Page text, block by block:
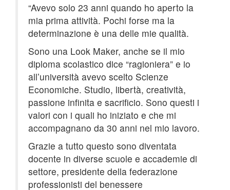
“Avevo solo 23 anni quando ho aperto la
mia prima attività. Pochi forse ma la
determinazione è una delle mie qualità.
Sono una Look Maker, anche se il mio
diploma scolastico dice “ragioniera” e io
all’università avevo scelto Scienze
Economiche. Studio, libertà, creatività,
passione infinita e sacrificio. Sono questi i
valori con i quali ho iniziato e che mi
accompagnano da 30 anni nel mio lavoro.
Grazie a tutto questo sono diventata
docente in diverse scuole e accademie di
settore, presidente della federazione
professionisti del benessere